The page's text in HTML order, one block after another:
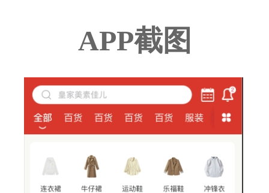
APP截图